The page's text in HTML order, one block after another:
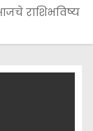
राशिभविष्य